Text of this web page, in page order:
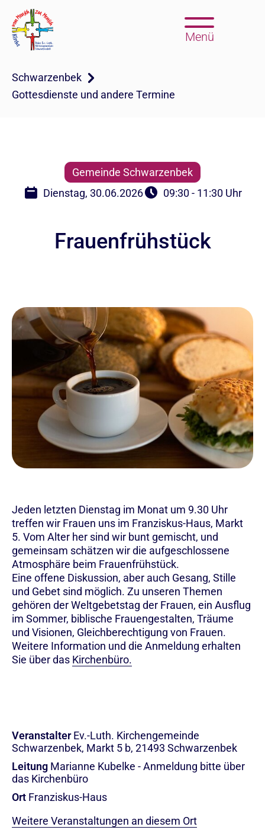
Menü
Schwarzenbek
Gottesdienste und andere Termine
Gemeinde Schwarzenbek
Dienstag, 30.06.2026
09:30 - 11:30 Uhr
Frauenfrühstück
Jeden letzten Dienstag im Monat um 9.30 Uhr
treffen wir Frauen uns im Franziskus-Haus, Markt
5. Vom Alter her sind wir bunt gemischt, und
gemeinsam schätzen wir die aufgeschlossene
Atmosphäre beim Frauenfrühstück.
Eine offene Diskussion, aber auch Gesang, Stille
und Gebet sind möglich. Zu unseren Themen
gehören der Weltgebetstag der Frauen, ein Ausflug
im Sommer, biblische Frauengestalten, Träume
und Visionen, Gleichberechtigung von Frauen.
Weitere Information und die Anmeldung erhalten
Sie über das Kirchenbüro.
Veranstalter Ev.-Luth. Kirchengemeinde
Schwarzenbek, Markt 5 b, 21493 Schwarzenbek
Leitung Marianne Kubelke - Anmeldung bitte über
das Kirchenbüro
Ort Franziskus-Haus
Weitere Veranstaltungen an diesem Ort